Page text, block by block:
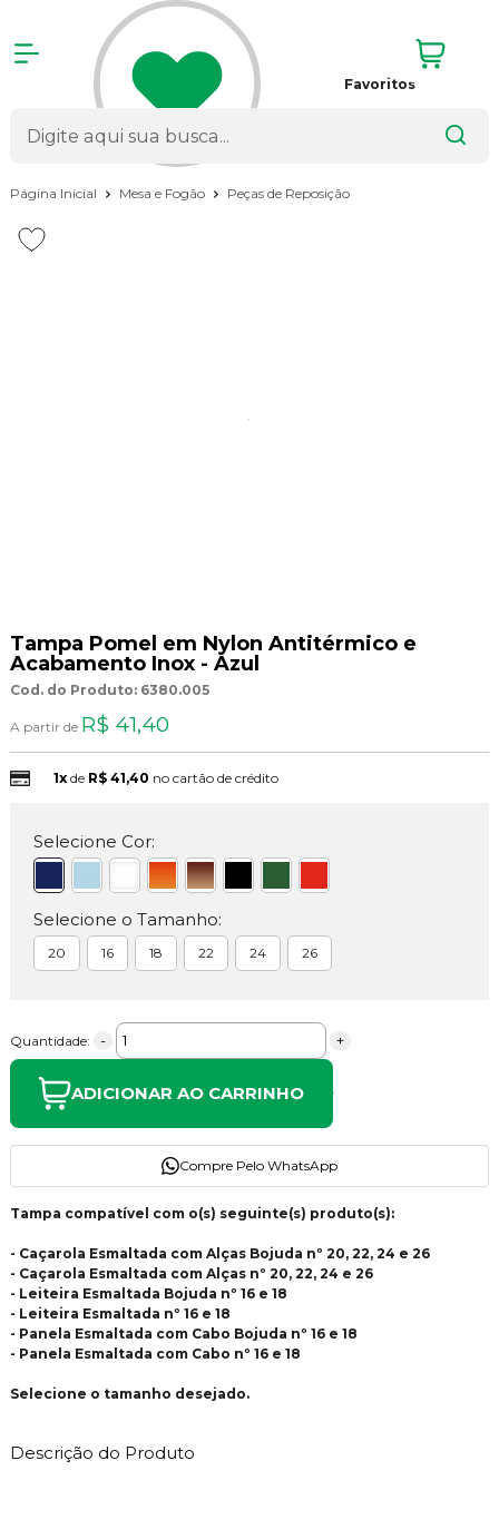
Favoritos
Página Inicial Mesa e Fogão Peças de Reposição
Tampa Pomel em Nylon Antitérmico e
Acabamento Inox - Azul
Cod. do Produto: 6380.005
A partir de R$ 41,40
1xde R$ 41,40 no cartão de crédito
Selecione Cor:
Selecione o Tamanho:
20 16 18 22 24 26
Quantidade: - +
ADICIONAR AO CARRINHO
Compre Pelo WhatsApp
Tampa compatível com o(s) seguinte(s) produto(s):
- Caçarola Esmaltada com Alças Bojuda nº 20, 22, 24 e 26
- Caçarola Esmaltada com Alças nº 20, 22, 24 e 26
- Leiteira Esmaltada Bojuda nº 16 e 18
- Leiteira Esmaltada nº 16 e 18
- Panela Esmaltada com Cabo Bojuda nº 16 e 18
- Panela Esmaltada com Cabo nº 16 e 18
Selecione o tamanho desejado.
Descrição do Produto